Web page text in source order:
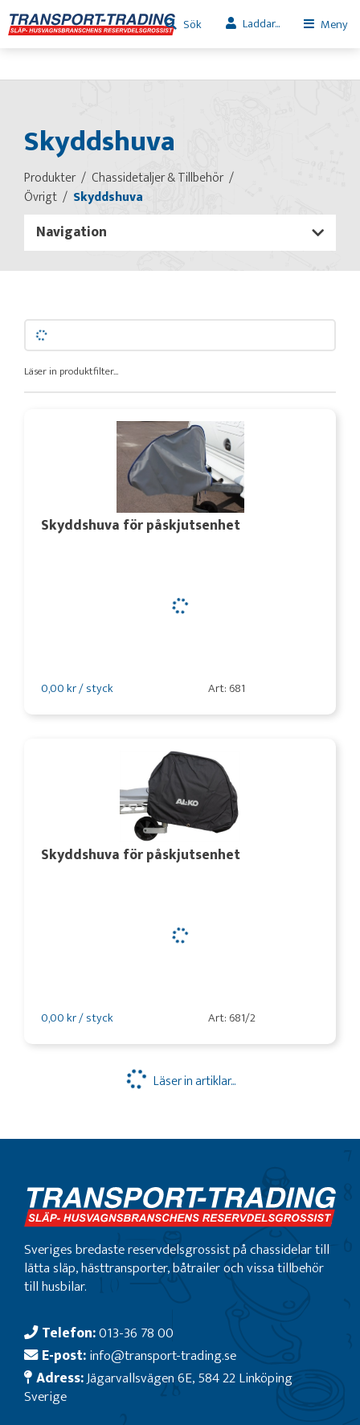
Sök Laddar... Meny
Skyddshuva
Produkter
Chassidetaljer & Tillbehör
Övrigt
Skyddshuva
Navigation
Läser in produktfilter...
Skyddshuva för påskjutsenhet
0,00 kr / styck Art: 681
Skyddshuva för påskjutsenhet
0,00 kr / styck Art: 681/2
Läser in artiklar...
Sveriges bredaste reservdelsgrossist på chassidelar till
lätta släp, hästtransporter, båtrailer och vissa tillbehör
till husbilar.
Telefon:013-36 78 00
E-post:info@transport-trading.se
Adress:Jägarvallsvägen 6E, 584 22 Linköping
Sverige